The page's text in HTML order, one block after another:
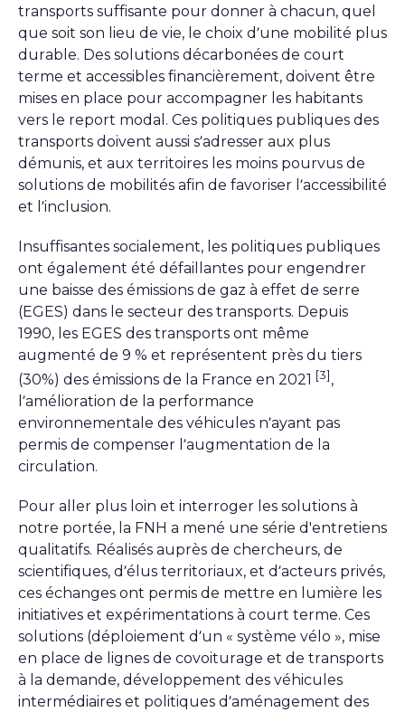
transports suffisante pour donner à chacun, quel
que soit son lieu de vie, le choix d’une mobilité plus
durable. Des solutions décarbonées de court
terme et accessibles financièrement, doivent être
mises en place pour accompagner les habitants
vers le report modal. Ces politiques publiques des
transports doivent aussi s’adresser aux plus
démunis, et aux territoires les moins pourvus de
solutions de mobilités afin de favoriser l’accessibilité
et l’inclusion.
Insuffisantes socialement, les politiques publiques
ont également été défaillantes pour engendrer
une baisse des émissions de gaz à effet de serre
(EGES) dans le secteur des transports. Depuis
1990, les EGES des transports ont même
augmenté de 9 % et représentent près du tiers
(30%) des émissions de la France en 2021 [3],
l’amélioration de la performance
environnementale des véhicules n’ayant pas
permis de compenser l’augmentation de la
circulation.
Pour aller plus loin et interroger les solutions à
notre portée, la FNH a mené une série d'entretiens
qualitatifs. Réalisés auprès de chercheurs, de
scientifiques, d’élus territoriaux, et d’acteurs privés,
ces échanges ont permis de mettre en lumière les
initiatives et expérimentations à court terme. Ces
solutions (déploiement d’un « système vélo », mise
en place de lignes de covoiturage et de transports
à la demande, développement des véhicules
intermédiaires et politiques d’aménagement des